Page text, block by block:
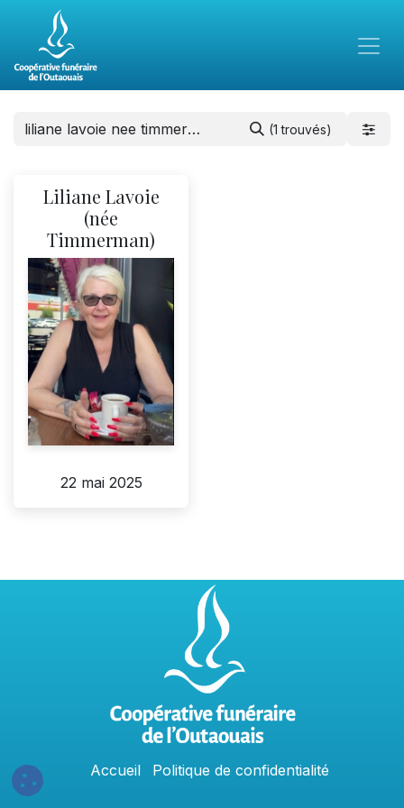
(1 trouvés)
Liliane Lavoie
(née
Timmerman)
22 mai 2025
Accue​il Politique​​ de confidentialit​é